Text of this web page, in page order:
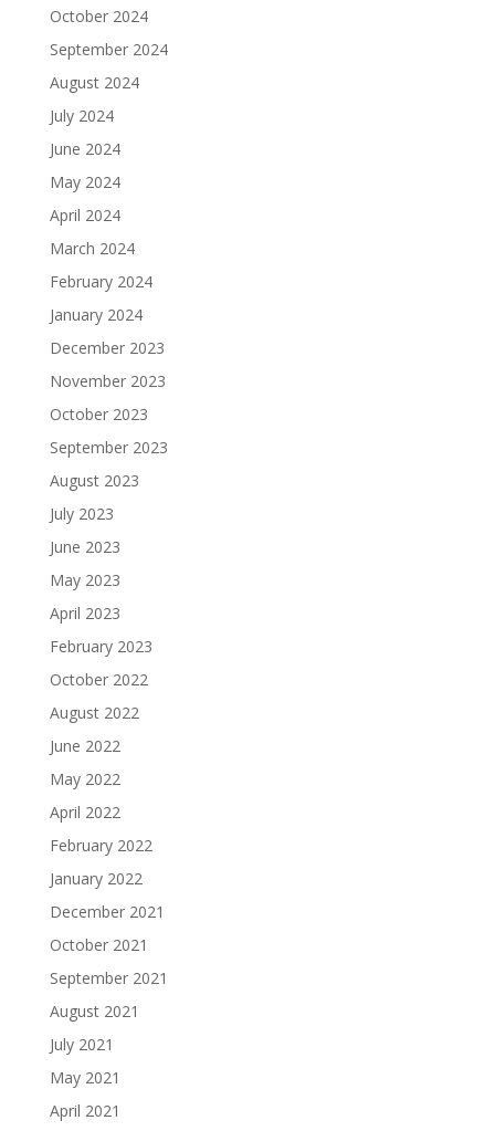
October 2024
September 2024
August 2024
July 2024
June 2024
May 2024
April 2024
March 2024
February 2024
January 2024
December 2023
November 2023
October 2023
September 2023
August 2023
July 2023
June 2023
May 2023
April 2023
February 2023
October 2022
August 2022
June 2022
May 2022
April 2022
February 2022
January 2022
December 2021
October 2021
September 2021
August 2021
July 2021
May 2021
April 2021